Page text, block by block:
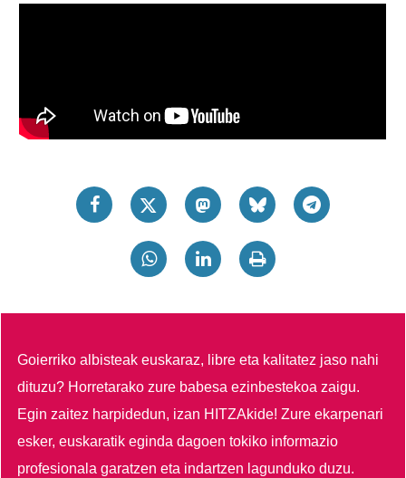
Goierriko albisteak euskaraz, libre eta kalitatez jaso nahi
dituzu? Horretarako zure babesa ezinbestekoa zaigu.
Egin zaitez harpidedun, izan HITZAkide!Zure ekarpenari
esker, euskaratik eginda dagoen tokiko informazio
profesionala garatzen eta indartzen lagunduko duzu.